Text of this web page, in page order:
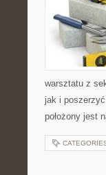
warsztatu z
jak i
położony jest